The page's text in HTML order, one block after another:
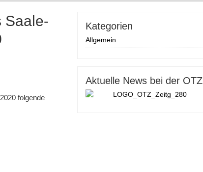
Saale-
folgende
Kategorien
Allgemein
Aktuelle News bei der OTZ